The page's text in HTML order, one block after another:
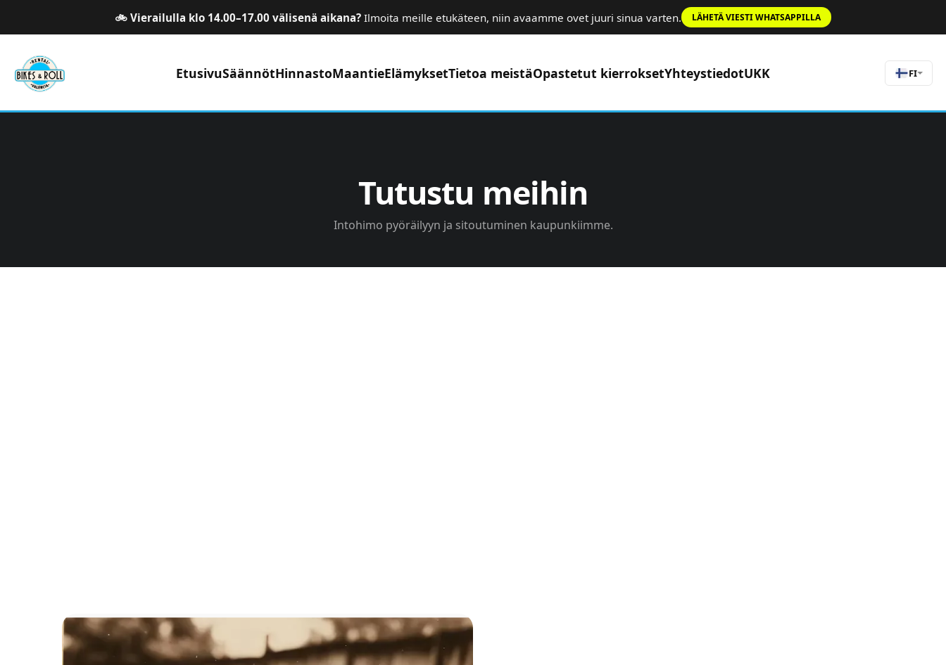
🚲 Vierailulla klo 14.00–17.00 välisenä aikana? Ilmoita meille etukäteen, niin avaamme ovet juuri sinua varten. LÄHETÄ VIESTI WHATSAPPILLA
EtusivuSäännötHinnastoMaantieElämyksetTietoa meistäOpastetut kierroksetYhteystiedotUKK FI
Tutustu meihin
Intohimo pyöräilyyn ja sitoutuminen kaupunkiimme.